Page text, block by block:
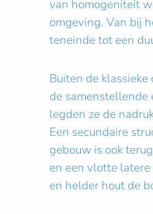
van homogeniteit
omgeving. Van bij
teneinde tot een
Buiten de
de samenstellende
legden ze de
Een secundaire
gebouw is ook
en een vlotte
en helder hout de